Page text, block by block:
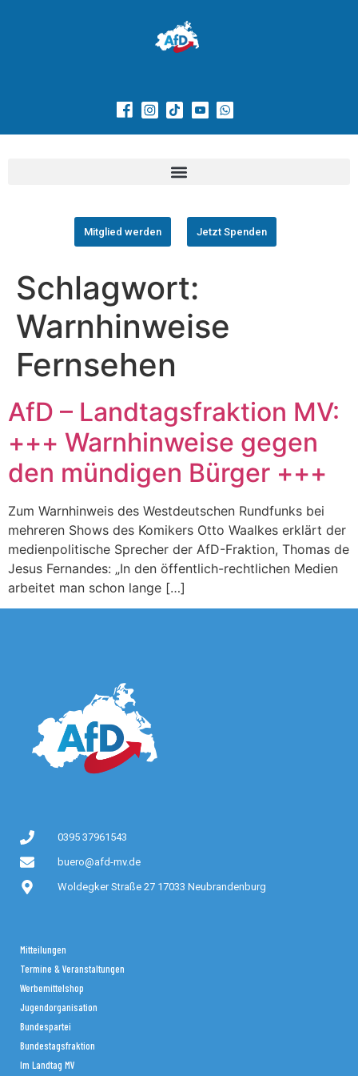
Mitglied werden Jetzt Spenden
Schlagwort:
Warnhinweise
Fernsehen
AfD – Landtagsfraktion MV:
+++ Warnhinweise gegen
den mündigen Bürger +++
Zum Warnhinweis des Westdeutschen Rundfunks bei
mehreren Shows des Komikers Otto Waalkes erklärt der
medienpolitische Sprecher der AfD-Fraktion, Thomas de
Jesus Fernandes: „In den öffentlich-rechtlichen Medien
arbeitet man schon lange […]
0395 37961543
buero@afd-mv.de
Woldegker Straße 27 17033 Neubrandenburg
Mitteilungen
Termine & Veranstaltungen
Werbemittelshop
Jugendorganisation
Bundespartei
Bundestagsfraktion
Im Landtag MV